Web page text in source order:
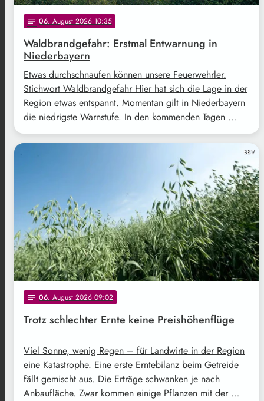
notes 06. August 2026 10:35
Waldbrandgefahr: Erstmal Entwarnung in
Niederbayern
Etwas durchschnaufen können unsere Feuerwehrler.
Stichwort Waldbrandgefahr Hier hat sich die Lage in der
Region etwas entspannt. Momentan gilt in Niederbayern
die niedrigste Warnstufe. In den kommenden Tagen …
BBV
notes 06. August 2026 09:02
Trotz schlechter Ernte keine Preishöhenflüge
Viel Sonne, wenig Regen – für Landwirte in der Region
eine Katastrophe. Eine erste Erntebilanz beim Getreide
fällt gemischt aus. Die Erträge schwanken je nach
Anbaufläche. Zwar kommen einige Pflanzen mit der …